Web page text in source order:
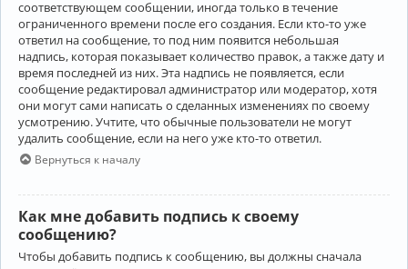
соответствующем сообщении, иногда только в течение
ограниченного времени после его создания. Если кто-то уже
ответил на сообщение, то под ним появится небольшая
надпись, которая показывает количество правок, а также дату и
время последней из них. Эта надпись не появляется, если
сообщение редактировал администратор или модератор, хотя
они могут сами написать о сделанных изменениях по своему
усмотрению. Учтите, что обычные пользователи не могут
удалить сообщение, если на него уже кто-то ответил.
Вернуться к началу
Как мне добавить подпись к своему
сообщению?
Чтобы добавить подпись к сообщению, вы должны сначала